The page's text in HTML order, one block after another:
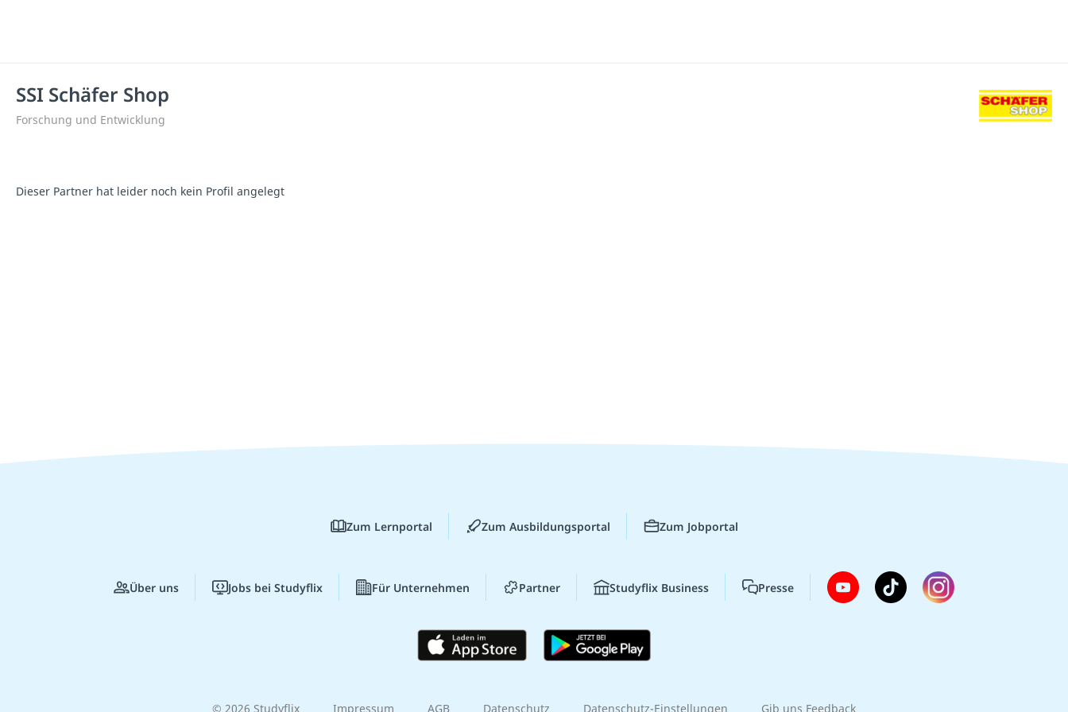
SSI Schäfer Shop
Forschung und Entwicklung
Dieser Partner hat leider noch kein Profil angelegt
Zum Lernportal Zum Ausbildungsportal Zum Jobportal
Über uns Jobs bei Studyflix Für Unternehmen Partner Studyflix Business Presse
© 2026 Studyflix Impressum AGB Datenschutz Datenschutz-Einstellungen Gib uns Feedback